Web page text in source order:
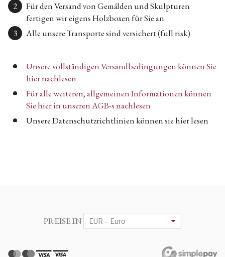
Für den Versand von Gemälden und Skulpturen
fertigen wir eigens Holzboxen für Sie an
Alle unsere Transporte sind versichert (full risk)
Unsere vollständigen Versandbedingungen können Sie
hier nachlesen
Für alle weiteren, allgemeinen Informationen können
Sie hier in unseren AGB-s nachlesen
Unsere Datenschutzrichtlinien können sie hier lesen
PREISE IN